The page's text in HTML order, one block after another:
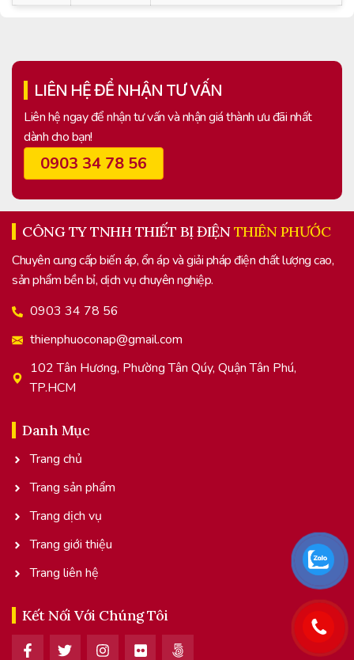
LIÊN HỆ ĐỂ NHẬN TƯ VẤN
Liên hệ ngay để nhận tư vấn và nhận giá thành ưu đãi nhất
dành cho bạn!
0903 34 78 56
CÔNG TY TNHH THIẾT BỊ ĐIỆNTHIÊN PHƯỚC
Chuyên cung cấp biến áp, ổn áp và giải pháp điện chất lượng cao,
sản phẩm bền bỉ, dịch vụ chuyên nghiệp.
0903 34 78 56
thienphuoconap@gmail.com
102 Tân Hương, Phường Tân Qúy, Quận Tân Phú,
TP.HCM
Danh Mục
Trang chủ
Trang sản phẩm
Trang dịch vụ
Trang giới thiệu
Trang liên hệ
Kết Nối Với Chúng Tôi